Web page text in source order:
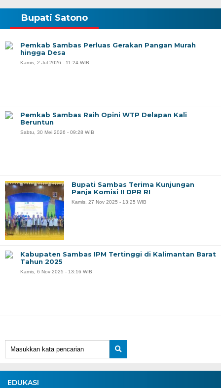
EDUKASI
Bupati Satono
Pemkab Sambas Perluas Gerakan Pangan Murah
hingga Desa
Kamis, 2 Jul 2026 - 11:24 WIB
Pemkab Sambas Raih Opini WTP Delapan Kali
Beruntun
Sabtu, 30 Mei 2026 - 09:28 WIB
Bupati Sambas Terima Kunjungan
Panja Komisi II DPR RI
Kamis, 27 Nov 2025 - 13:25 WIB
Kabupaten Sambas IPM Tertinggi di Kalimantan Barat
Tahun 2025
Kamis, 6 Nov 2025 - 13:16 WIB